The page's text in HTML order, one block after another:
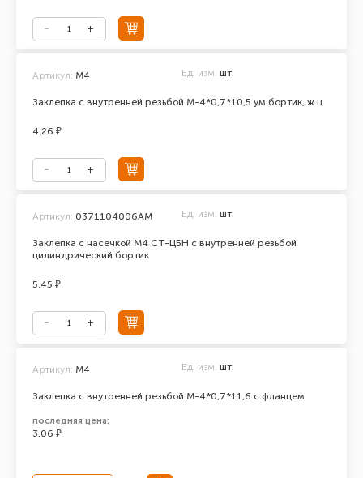
Заклепка с внутренней резьбой М-4*0,7*10,5 ум.бортик, ж.ц
Артикул: М4 Ед. изм. шт.
4.26 ₽
Заклепка с насечкой М4 СТ-ЦБН с внутренней резьбой
цилиндрический бортик
Артикул: 0371104006АМ Ед. изм. шт.
5.45 ₽
Заклепка с внутренней резьбой М-4*0,7*11,6 с фланцем
Артикул: М4 Ед. изм. шт.
последняя цена:
3.06 ₽